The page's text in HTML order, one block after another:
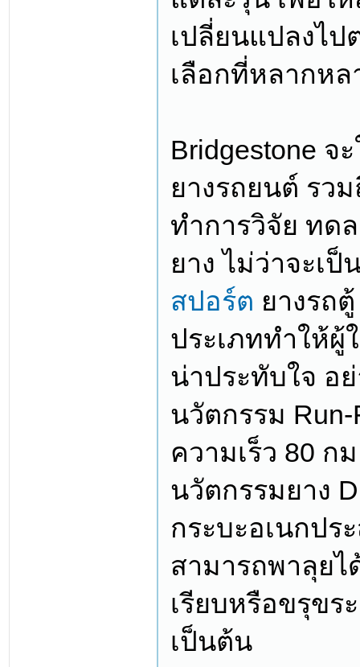
เปลี่ยนแปลงไ
เลือกที่หลากหล
Bridgestone
ยางรถยนต์ รว
ทำการวิจัย ทด
ยาง ไม่ว่าจะเป็
สปอร์ต ยางรถ
ประเภททำให้
น่าประทับใจ อ
นวัตกรรม Run-
ความเร็ว 80 ก
นวัตกรรมยาง
กระบะอเนกปร
สามารถพาลุย
เรียบหรือขรุข
เป็นต้น